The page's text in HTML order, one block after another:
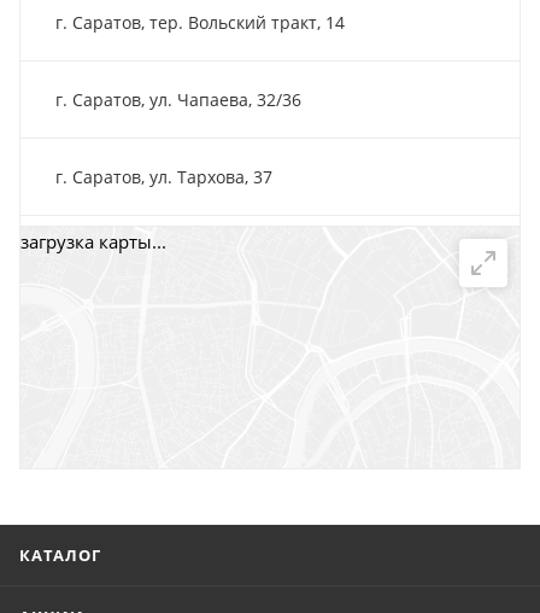
г. Саратов, тер. Вольский тракт, 14
г. Саратов, ул. Чапаева, 32/36
г. Саратов, ул. Тархова, 37
г. Саратов, пр-т. 50 лет Октября, 118Д, помещ. 15
загрузка карты...
КАТАЛОГ